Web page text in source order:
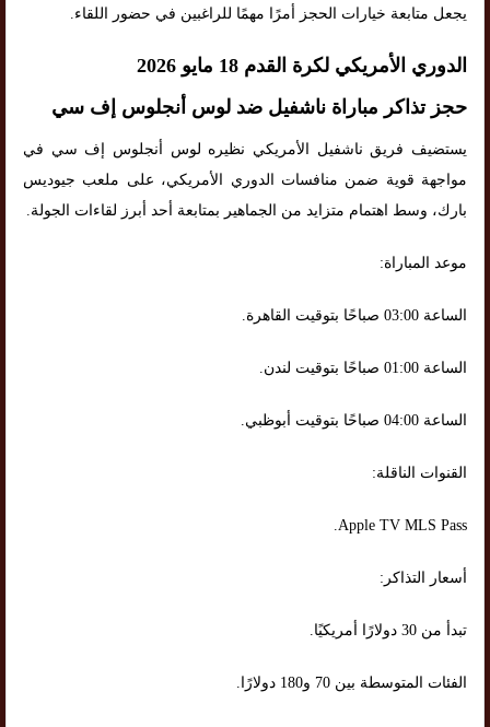
يجعل متابعة خيارات الحجز أمرًا مهمًا للراغبين في حضور اللقاء.
الدوري الأمريكي لكرة القدم 18 مايو 2026
حجز تذاكر مباراة ناشفيل ضد لوس أنجلوس إف سي
يستضيف فريق ناشفيل الأمريكي نظيره لوس أنجلوس إف سي في
مواجهة قوية ضمن منافسات الدوري الأمريكي، على ملعب جيوديس
بارك، وسط اهتمام متزايد من الجماهير بمتابعة أحد أبرز لقاءات الجولة.
موعد المباراة:
الساعة 03:00 صباحًا بتوقيت القاهرة.
الساعة 01:00 صباحًا بتوقيت لندن.
الساعة 04:00 صباحًا بتوقيت أبوظبي.
القنوات الناقلة:
Apple TV MLS Pass.
أسعار التذاكر:
تبدأ من 30 دولارًا أمريكيًا.
الفئات المتوسطة بين 70 و180 دولارًا.